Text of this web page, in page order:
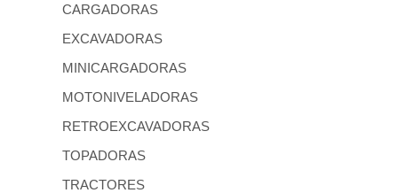
CARGADORAS
EXCAVADORAS
MINICARGADORAS
MOTONIVELADORAS
RETROEXCAVADORAS
TOPADORAS
TRACTORES